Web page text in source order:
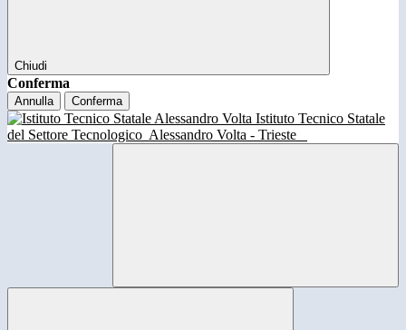
Chiudi
Conferma
Annulla Conferma
Istituto Tecnico Statale
del Settore Tecnologico Alessandro Volta - Trieste